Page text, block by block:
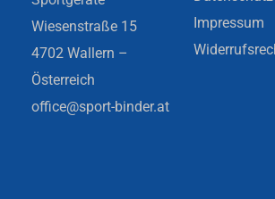
Wiesenstraße 15
4702 Wallern –
Österreich
office@sport-binder.at
Impressum